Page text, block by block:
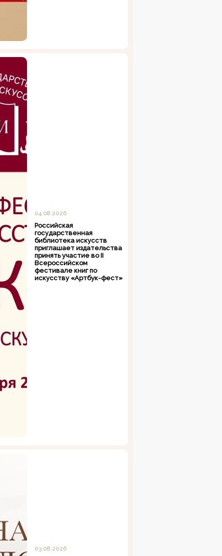
04.08.2026
Российская
государственная
библиотека искусств
приглашает издательства
принять участие во II
Всероссийском
фестивале книг по
искусству «Артбук-фест»
03.08.2026